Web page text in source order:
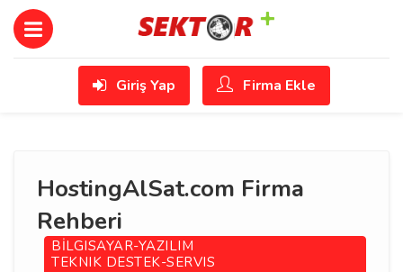
Giriş Yap Firma Ekle
HostingAlSat.com Firma
Rehberi
BİLGISAYAR-YAZILIM
TEKNIK DESTEK-SERVIS